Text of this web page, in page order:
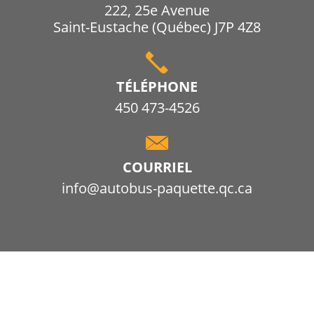
222, 25e Avenue
Saint-Eustache (Québec) J7P 4Z8
TÉLÉPHONE
450 473-4526
COURRIEL
info@autobus-paquette.qc.ca